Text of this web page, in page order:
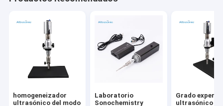
homogeneizador
ultrasónico del modo
Laboratorio
Sonochemistry
Grado
ultrasónico